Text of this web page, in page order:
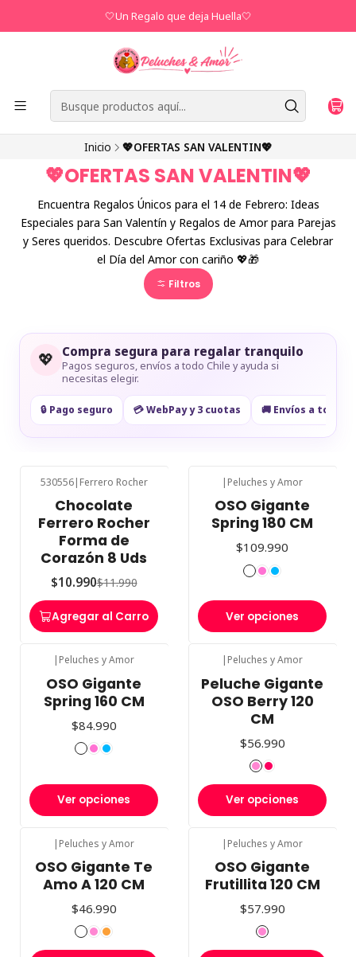
🤍Un Regalo que deja Huella🤍
Inicio 💖OFERTAS SAN VALENTIN💖
💖OFERTAS SAN VALENTIN💖
Encuentra Regalos Únicos para el 14 de Febrero: Ideas
Especiales para San Valentín y Regalos de Amor para Parejas
y Seres queridos. Descubre Ofertas Exclusivas para Celebrar
el Día del Amor con cariño 💖🎁
Filtros
💖 Compra segura para regalar tranquilo
Pagos seguros, envíos a todo Chile y ayuda si
necesitas elegir.
🔒 Pago seguro 💳 WebPay y 3 cuotas 🚚 Envíos a todo
530556| Ferrero Rocher
Chocolate
Ferrero Rocher
Forma de
Corazón 8 Uds
$10.990$11.990
Agregar al Carro
| Peluches y Amor
OSO Gigante
Spring 180 CM
$109.990
Ver opciones
| Peluches y Amor
OSO Gigante
Spring 160 CM
$84.990
Ver opciones
| Peluches y Amor
Peluche Gigante
OSO Berry 120
CM
$56.990
Ver opciones
| Peluches y Amor
OSO Gigante Te
Amo A 120 CM
$46.990
| Peluches y Amor
OSO Gigante
Frutillita 120 CM
$57.990